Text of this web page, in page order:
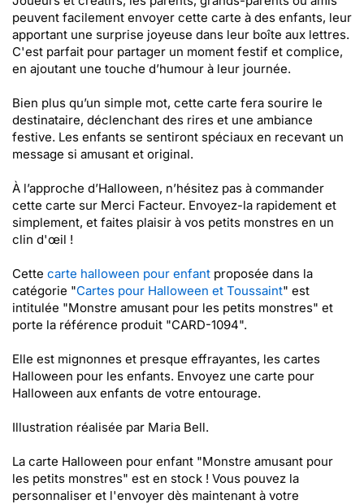
peuvent facilement envoyer cette carte à des enfants, leur
apportant une surprise joyeuse dans leur boîte aux lettres.
C'est parfait pour partager un moment festif et complice,
en ajoutant une touche d’humour à leur journée.
Bien plus qu’un simple mot, cette carte fera sourire le
destinataire, déclenchant des rires et une ambiance
festive. Les enfants se sentiront spéciaux en recevant un
message si amusant et original.
À l’approche d’Halloween, n’hésitez pas à commander
cette carte sur Merci Facteur. Envoyez-la rapidement et
simplement, et faites plaisir à vos petits monstres en un
clin d'œil !
Cette carte halloween pour enfant proposée dans la
catégorie "Cartes pour Halloween et Toussaint" est
intitulée "Monstre amusant pour les petits monstres" et
porte la référence produit "CARD-1094".
Elle est mignonnes et presque effrayantes, les cartes
Halloween pour les enfants. Envoyez une carte pour
Halloween aux enfants de votre entourage.
Illustration réalisée par Maria Bell.
La carte Halloween pour enfant "Monstre amusant pour
les petits monstres" est en stock ! Vous pouvez la
personnaliser et l'envoyer dès maintenant à votre